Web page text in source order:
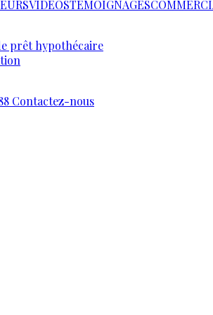
VIDEOSTÉMOIGNAGES
prêt hypothécaire
Contactez-nous